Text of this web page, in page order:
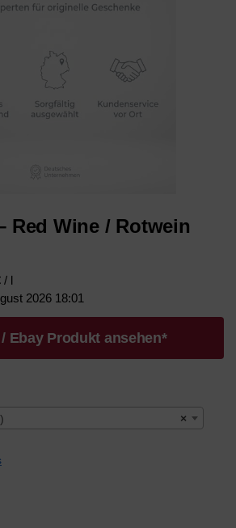
Red Wine / Rotwein
/ l
2026 18:01
Ebay Produkt ansehen*
×